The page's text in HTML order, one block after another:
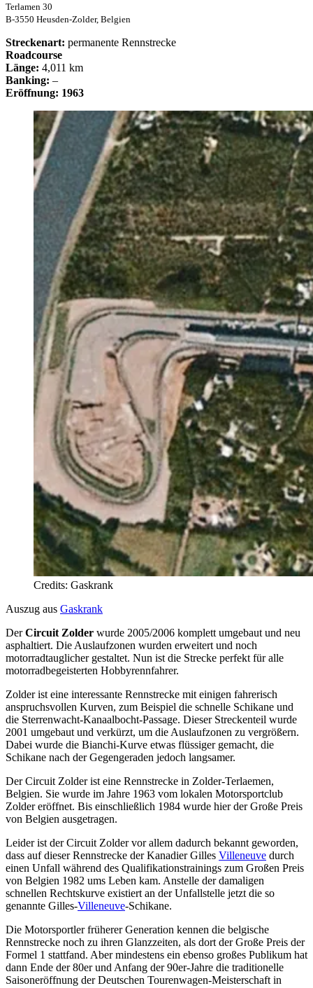
Terlamen 30
B-3550 Heusden-Zolder, Belgien
Streckenart: permanente Rennstrecke
Roadcourse
Länge: 4,011 km
Banking: –
Eröffnung: 1963
Credits: Gaskrank
Auszug aus Gaskrank
DerCircuit Zolder wurde 2005/2006 komplett umgebaut und neu
asphaltiert. Die Auslaufzonen wurden erweitert und noch
motorradtauglicher gestaltet. Nun ist die Strecke perfekt für alle
motorradbegeisterten Hobbyrennfahrer.
Zolder ist eine interessante Rennstrecke mit einigen fahrerisch
anspruchsvollen Kurven, zum Beispiel die schnelle Schikane und
die Sterrenwacht-Kanaalbocht-Passage. Dieser Streckenteil wurde
2001 umgebaut und verkürzt, um die Auslaufzonen zu vergrößern.
Dabei wurde die Bianchi-Kurve etwas flüssiger gemacht, die
Schikane nach der Gegengeraden jedoch langsamer.
Der Circuit Zolder ist eine Rennstrecke in Zolder-Terlaemen,
Belgien. Sie wurde im Jahre 1963 vom lokalen Motorsportclub
Zolder eröffnet. Bis einschließlich 1984 wurde hier der Große Preis
von Belgien ausgetragen.
Leider ist der Circuit Zolder vor allem dadurch bekannt geworden,
dass auf dieser Rennstrecke der Kanadier Gilles Villeneuve durch
einen Unfall während des Qualifikationstrainings zum Großen Preis
von Belgien 1982 ums Leben kam. Anstelle der damaligen
schnellen Rechtskurve existiert an der Unfallstelle jetzt die so
genannte Gilles-Villeneuve-Schikane.
Die Motorsportler früherer Generation kennen die belgische
Rennstrecke noch zu ihren Glanzzeiten, als dort der Große Preis der
Formel 1 stattfand. Aber mindestens ein ebenso großes Publikum hat
dann Ende der 80er und Anfang der 90er-Jahre die traditionelle
Saisoneröffnung der Deutschen Tourenwagen-Meisterschaft in